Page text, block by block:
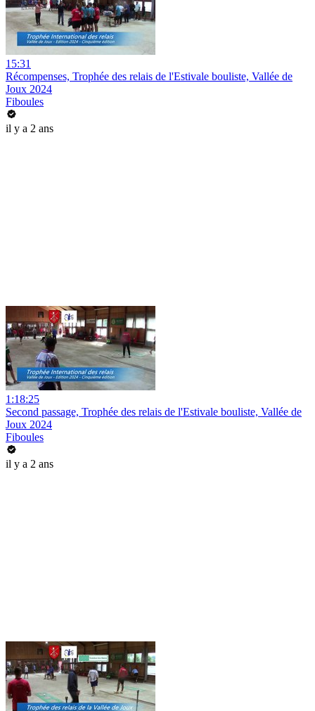
15:31
Récompenses, Trophée des relais de l'Estivale bouliste, Vallée de
Joux 2024
Fiboules
il y a 2 ans
1:18:25
Second passage, Trophée des relais de l'Estivale bouliste, Vallée de
Joux 2024
Fiboules
il y a 2 ans